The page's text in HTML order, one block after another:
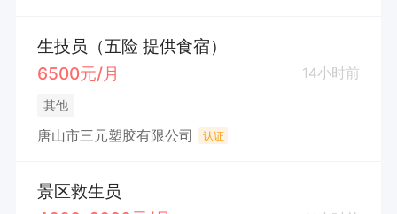
生技员（五险 提供食宿）
6500元/月
14小时前
其他
唐山市三元塑胶有限公司 认证
景区救生员